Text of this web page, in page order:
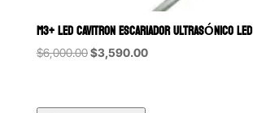
M3+ LED CAVITRON ESCARIADOR ULTRASÓNICO LED
$6,000.00Original
$6,000.00.
$3,590.00Current